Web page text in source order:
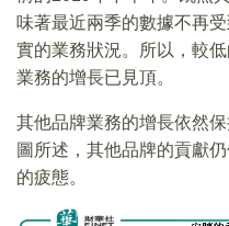
味著最近兩季的數據不再
實的業務狀況。所以，較
業務的增長已見頂。
其他品牌業務的增長依然
圖所述，其他品牌的貢獻
的疲態。